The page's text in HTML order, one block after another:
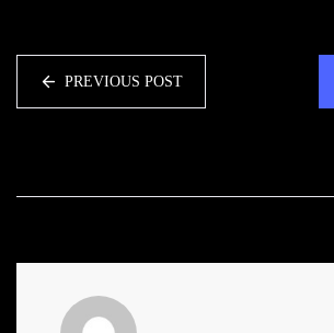
PREVIOUS POST